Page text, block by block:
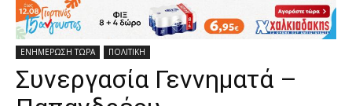
ΕΝΗΜΕΡΩΣΗ ΤΩΡΑ ΠΟΛΙΤΙΚΗ
Συνεργασία Γεννηματά –